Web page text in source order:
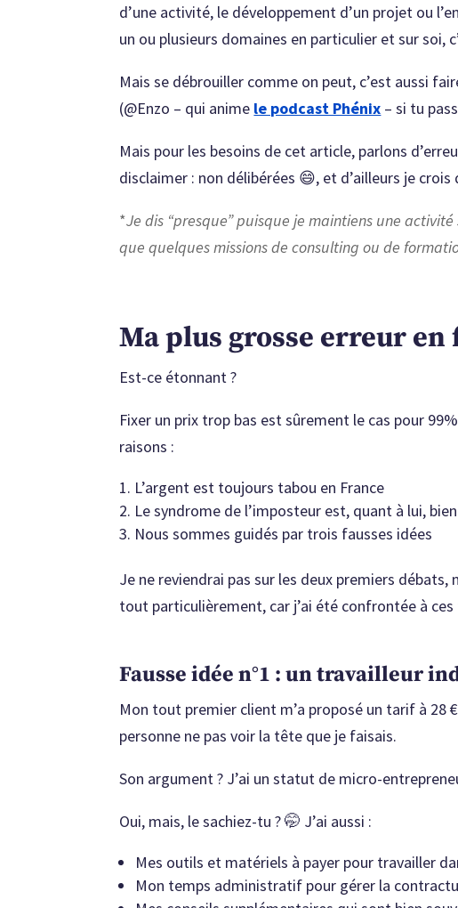
d’une activité, le développement d’un projet ou
un ou plusieurs domaines en particulier et sur soi,
Mais se débrouiller comme on peut, c’est aussi
(@Enzo – qui anime le podcast Phénix – si tu
Mais pour les besoins de cet article, parlons
disclaimer : non délibérées 😄, et d’ailleurs je
*Je dis “presque” puisque je maintiens une
que quelques missions de consulting ou de
Ma plus grosse erreur
Est-ce étonnant ?
Fixer un prix trop bas est sûrement le cas pour
raisons :
L’argent est toujours tabou en France
Le syndrome de l’imposteur est, quant à lui,
Nous sommes guidés par trois fausses idées
Je ne reviendrai pas sur les deux premiers
tout particulièrement, car j’ai été confrontée à
Fausse idée n°1 : un travailleur
Mon tout premier client m’a proposé un tarif à 28
personne ne pas voir la tête que je faisais.
Son argument ? J’ai un statut de micro-
Oui, mais, le sachiez-tu ? 🤭 J’ai aussi :
Mes outils et matériels à payer pour travailler
Mon temps administratif pour gérer la